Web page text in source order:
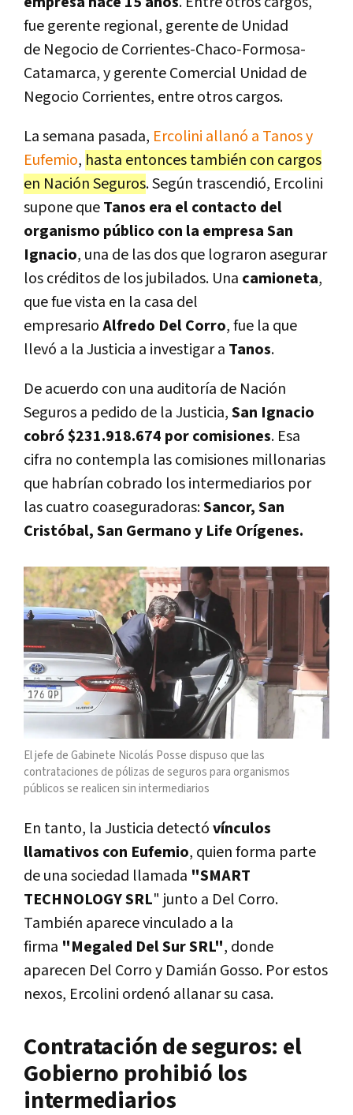
fue gerente regional, gerente de Unidad
de Negocio de Corrientes-Chaco-Formosa-
Catamarca, y gerente Comercial Unidad de
Negocio Corrientes, entre otros cargos.
La semana pasada, Ercolini allanó a Tanos y
Eufemio, hasta entonces también con cargos
en Nación Seguros. Según trascendió, Ercolini
supone queTanos era el contacto del
organismo público con la empresa San
Ignacio, una de las dos que lograron asegurar
los créditos de los jubilados. Una camioneta,
que fue vista en la casa del
empresarioAlfredo Del Corro, fue la que
llevó a la Justicia a investigar a Tanos.
De acuerdo con una auditoría de Nación
Seguros a pedido de la Justicia,San Ignacio
cobró $231.918.674 por comisiones. Esa
cifra no contempla las comisiones millonarias
que habrían cobrado los intermediarios por
las cuatro coaseguradoras:Sancor, San
Cristóbal, San Germano y Life Orígenes.
El jefe de Gabinete Nicolás Posse dispuso que las
contrataciones de pólizas de seguros para organismos
públicos se realicen sin intermediarios
En tanto, la Justicia detectóvínculos
llamativos con Eufemio, quien forma parte
de una sociedad llamada "SMART
TECHNOLOGY SRL" junto a Del Corro.
También aparece vinculado a la
firma "Megaled Del Sur SRL", donde
aparecen Del Corro y Damián Gosso. Por estos
nexos, Ercolini ordenó allanar su casa.
Contratación de seguros: el
Gobierno prohibió los
intermediarios